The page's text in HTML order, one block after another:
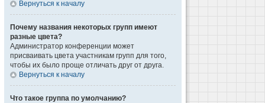
Вернуться к началу
Почему названия некоторых групп имеют
разные цвета?
Администратор конференции может
присваивать цвета участникам групп для того,
чтобы их было проще отличать друг от друга.
Вернуться к началу
Что такое группа по умолчанию?